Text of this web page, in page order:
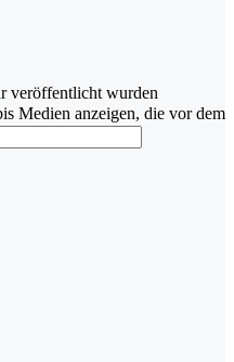
veröffentlicht wurden
Medien anzeigen, die vor dem